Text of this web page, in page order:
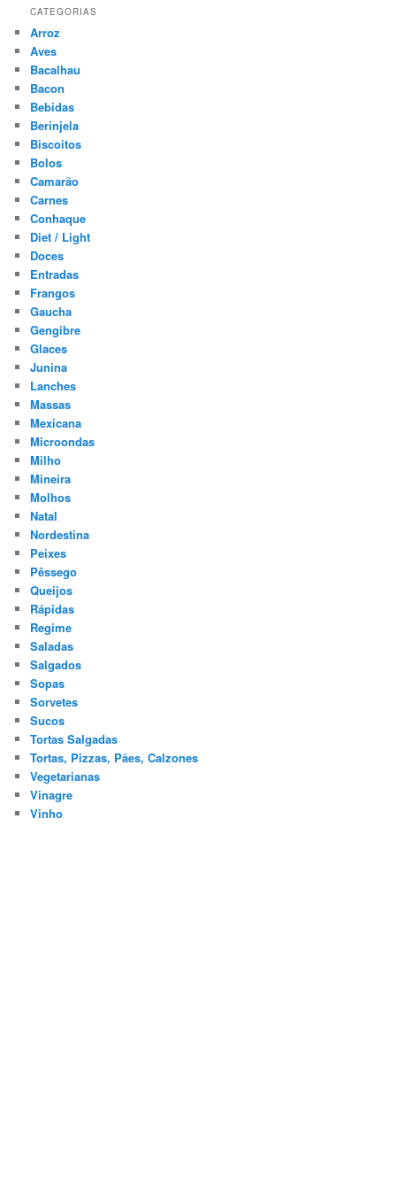
CATEGORIAS
Arroz
Aves
Bacalhau
Bacon
Bebidas
Berinjela
Biscoitos
Bolos
Camarão
Carnes
Conhaque
Diet / Light
Doces
Entradas
Frangos
Gaucha
Gengibre
Glaces
Junina
Lanches
Massas
Mexicana
Microondas
Milho
Mineira
Molhos
Natal
Nordestina
Peixes
Pêssego
Queijos
Rápidas
Regime
Saladas
Salgados
Sopas
Sorvetes
Sucos
Tortas Salgadas
Tortas, Pizzas, Pães, Calzones
Vegetarianas
Vinagre
Vinho